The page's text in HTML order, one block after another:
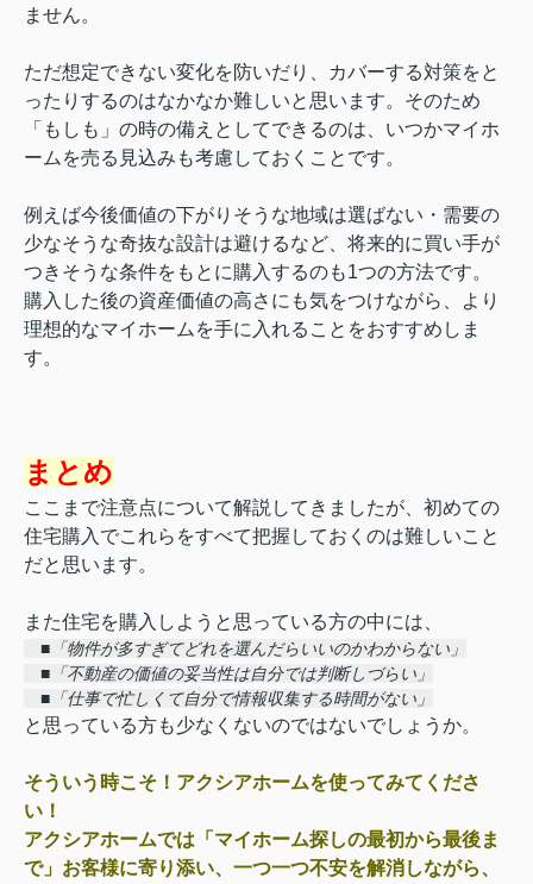
ません。
ただ想定できない変化を防いだり、カバーする対策をと
ったりするのはなかなか難しいと思います。そのため
「もしも」の時の備えとしてできるのは、いつかマイホ
ームを売る見込みも考慮しておくことです。
例えば今後価値の下がりそうな地域は選ばない・需要の
少なそうな奇抜な設計は避けるなど、将来的に買い手が
つきそうな条件をもとに購入するのも1つの方法です。
購入した後の資産価値の高さにも気をつけながら、より
理想的なマイホームを手に入れることをおすすめしま
す。
まとめ
ここまで注意点について解説してきましたが、初めての
住宅購入でこれらをすべて把握しておくのは難しいこと
だと思います。
また住宅を購入しようと思っている方の中には、
■「物件が多すぎてどれを選んだらいいのかわからない」
■「不動産の価値の妥当性は自分では判断しづらい」
■「仕事で忙しくて自分で情報収集する時間がない」
と思っている方も少なくないのではないでしょうか。
そういう時こそ！アクシアホームを使ってみてくださ
い！
アクシアホームでは「マイホーム探しの最初から最後ま
で」お客様に寄り添い、一つ一つ不安を解消しながら、